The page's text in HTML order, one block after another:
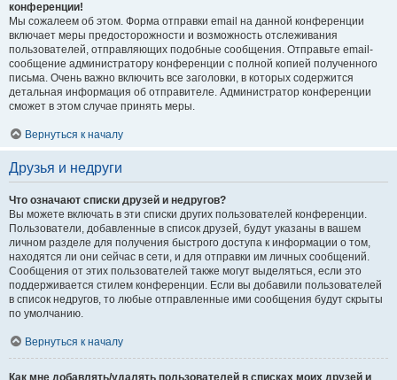
конференции!
Мы сожалеем об этом. Форма отправки email на данной конференции
включает меры предосторожности и возможность отслеживания
пользователей, отправляющих подобные сообщения. Отправьте email-
сообщение администратору конференции с полной копией полученного
письма. Очень важно включить все заголовки, в которых содержится
детальная информация об отправителе. Администратор конференции
сможет в этом случае принять меры.
Вернуться к началу
Друзья и недруги
Что означают списки друзей и недругов?
Вы можете включать в эти списки других пользователей конференции.
Пользователи, добавленные в список друзей, будут указаны в вашем
личном разделе для получения быстрого доступа к информации о том,
находятся ли они сейчас в сети, и для отправки им личных сообщений.
Сообщения от этих пользователей также могут выделяться, если это
поддерживается стилем конференции. Если вы добавили пользователей
в список недругов, то любые отправленные ими сообщения будут скрыты
по умолчанию.
Вернуться к началу
Как мне добавлять/удалять пользователей в списках моих друзей и